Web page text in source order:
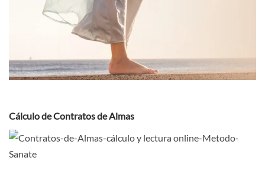
Cálculo de Contratos de Almas